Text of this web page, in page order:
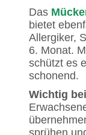
Das
bietet
Allergiker,
6. Monat.
schützt es
schonend.
Wichtig
sprühen